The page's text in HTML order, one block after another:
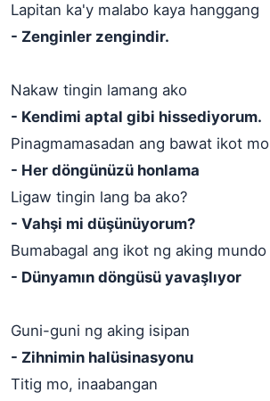
Lapitan ka'y malabo kaya hanggang
- Zenginler zengindir.
Nakaw tingin lamang ako
- Kendimi aptal gibi hissediyorum.
Pinagmamasadan ang bawat ikot mo
- Her döngünüzü honlama
Ligaw tingin lang ba ako?
- Vahşi mi düşünüyorum?
Bumabagal ang ikot ng aking mundo
- Dünyamın döngüsü yavaşlıyor
Guni-guni ng aking isipan
- Zihnimin halüsinasyonu
Titig mo, inaabangan